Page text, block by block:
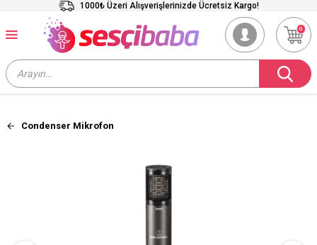
1000₺ Üzeri Alışverişlerinizde Ücretsiz Kargo!
0
Condenser Mikrofon